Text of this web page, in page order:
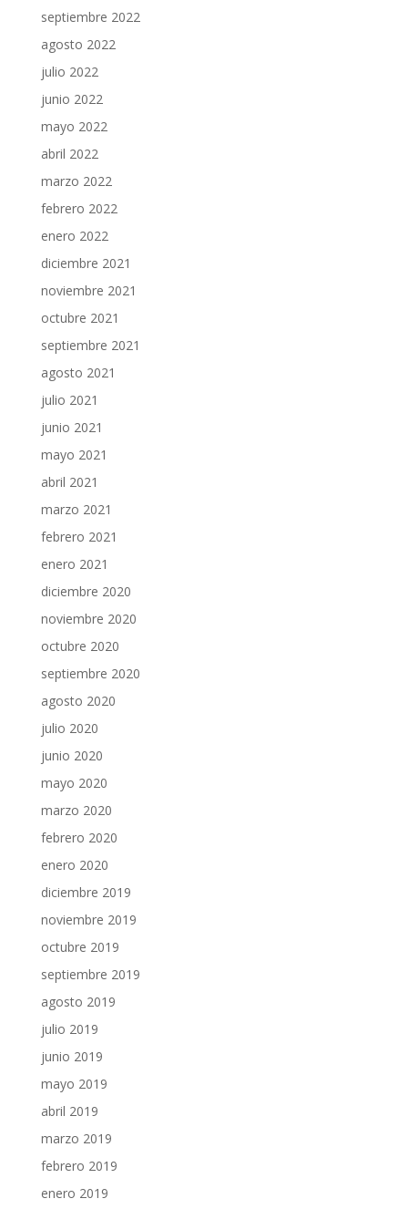
septiembre 2022
agosto 2022
julio 2022
junio 2022
mayo 2022
abril 2022
marzo 2022
febrero 2022
enero 2022
diciembre 2021
noviembre 2021
octubre 2021
septiembre 2021
agosto 2021
julio 2021
junio 2021
mayo 2021
abril 2021
marzo 2021
febrero 2021
enero 2021
diciembre 2020
noviembre 2020
octubre 2020
septiembre 2020
agosto 2020
julio 2020
junio 2020
mayo 2020
marzo 2020
febrero 2020
enero 2020
diciembre 2019
noviembre 2019
octubre 2019
septiembre 2019
agosto 2019
julio 2019
junio 2019
mayo 2019
abril 2019
marzo 2019
febrero 2019
enero 2019